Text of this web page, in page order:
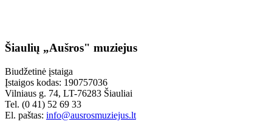
Šiaulių „Aušros" muziejus
Biudžetinė įstaiga
Įstaigos kodas: 190757036
Vilniaus g. 74, LT-76283 Šiauliai
Tel. (0 41) 52 69 33
El. paštas: info@ausrosmuziejus.lt